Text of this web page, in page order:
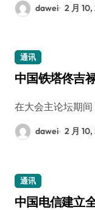
dawei 2 月
通讯
中国铁塔佟吉
在大会主论坛期
dawei 2 月
通讯
中国电信建立